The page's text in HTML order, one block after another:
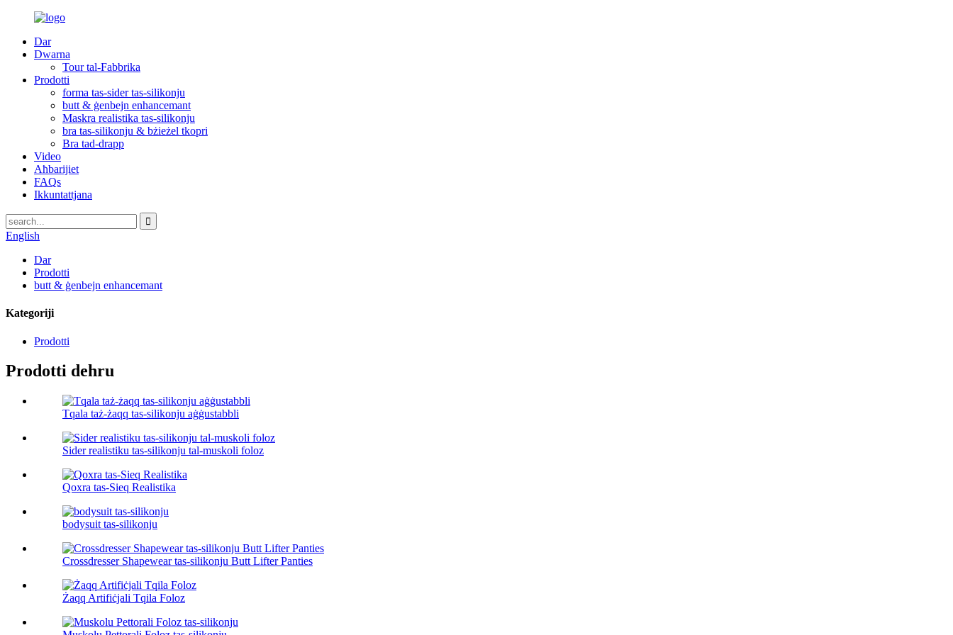
Dar
Dwarna
Tour tal-Fabbrika
Prodotti
forma tas-sider tas-silikonju
butt & ġenbejn enhancemant
Maskra realistika tas-silikonju
bra tas-silikonju & bżieżel tkopri
Bra tad-drapp
Video
Aħbarijiet
FAQs
Ikkuntattjana
English
Dar
Prodotti
butt & ġenbejn enhancemant
Kategoriji
Prodotti
Prodotti dehru
Tqala taż-żaqq tas-silikonju aġġustabbli
Sider realistiku tas-silikonju tal-muskoli foloz
Qoxra tas-Sieq Realistika
bodysuit tas-silikonju
Crossdresser Shapewear tas-silikonju Butt Lifter Panties
Żaqq Artifiċjali Tqila Foloz